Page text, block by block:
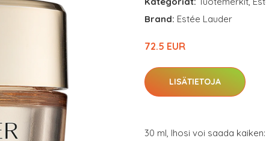
Brand: Estée Lauder
72.5 EUR
LISÄTIETOJA
30 ml, Ihosi voi saada